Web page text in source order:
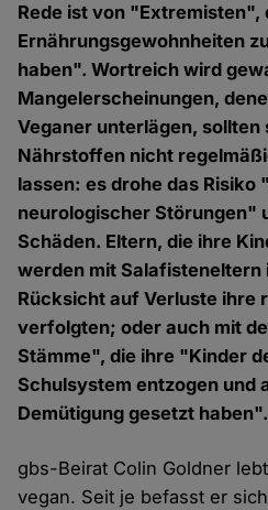
Rede ist von
Ernährungsgewohnheiten
haben". Wortreich wird
Mangelerscheinungen,
Veganer unterlägen, sollten
Nährstoffen nicht
lassen: es drohe das Risiko
neurologischer Störungen"
Schäden. Eltern, die ihre
werden mit Salafisteneltern
Rücksicht auf Verluste ihre
verfolgten; oder auch mit
Stämme", die ihre "Kinder
Schulsystem entzogen und
Demütigung gesetzt haben".
gbs-Beirat Colin Goldner
vegan. Seit je befasst er